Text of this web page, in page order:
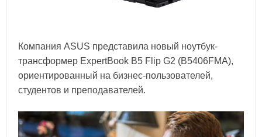
Компания ASUS представила новый ноутбук-
трансформер ExpertBook B5 Flip G2 (B5406FMA),
ориентированный на бизнес-пользователей,
студентов и преподавателей.